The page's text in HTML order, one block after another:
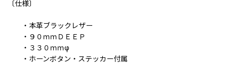
〔仕様〕
・本革ブラックレザー
・９０ｍｍＤＥＥＰ
・３３０ｍｍφ
・ホーンボタン・ステッカー付属